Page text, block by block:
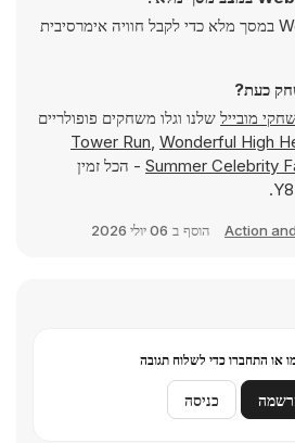
כן, ניתן לשחק בWeb Hero במסך מלא כדי לקבל חוויה אימרסיבית
כעת?
מובייל שלנו וגלו משחקים פופולריים
Tower Run, Wonderful High
Summer Celebrity - הכל זמין
Action הוסף ב 06 יולי 2026
או התחברו כדי לשלוח תגובה
כניסה